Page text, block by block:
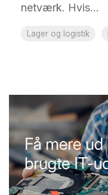
netværk. Hvis...
Lager og logistik